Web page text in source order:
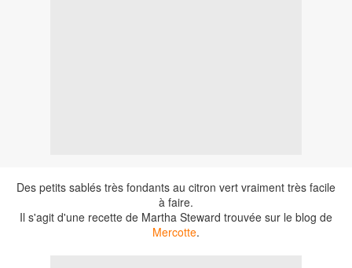
Des petits sablés très fondants au citron vert vraiment très facile
à faire.
Il s'agit d'une recette de Martha Steward trouvée sur le blog de
Mercotte.